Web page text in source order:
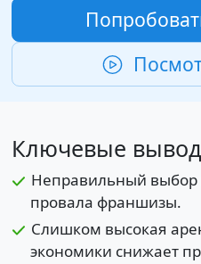
Ключевые
Неправильный выбор
провала франшизы.
Слишком высокая
экономики снижает